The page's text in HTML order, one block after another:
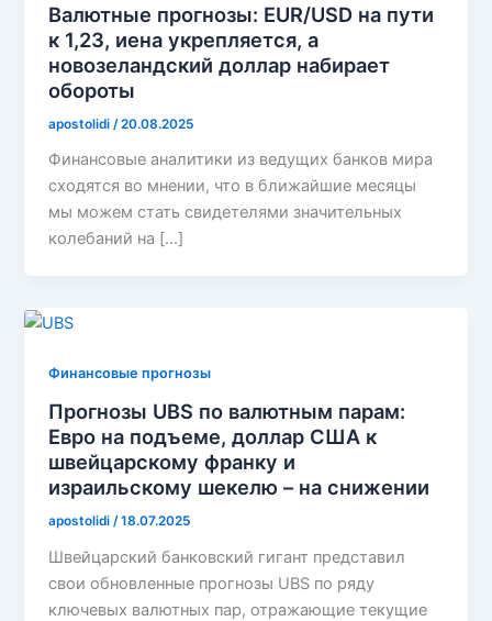
Валютные прогнозы: EUR/USD на пути
к 1,23, иена укрепляется, а
новозеландский доллар набирает
обороты
apostolidi /20.08.2025
Финансовые аналитики из ведущих банков мира
сходятся во мнении, что в ближайшие месяцы
мы можем стать свидетелями значительных
колебаний на […]
Финансовые прогнозы
Прогнозы UBS по валютным парам:
Евро на подъеме, доллар США к
швейцарскому франку и
израильскому шекелю – на снижении
apostolidi/18.07.2025
Швейцарский банковский гигант представил
свои обновленные прогнозы UBS по ряду
ключевых валютных пар, отражающие текущие